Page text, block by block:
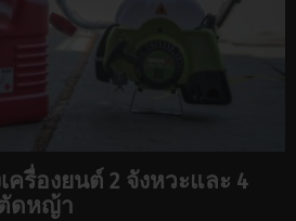
รื่องยนต์ 2 จังหวะและ 4
ตัดหญ้า